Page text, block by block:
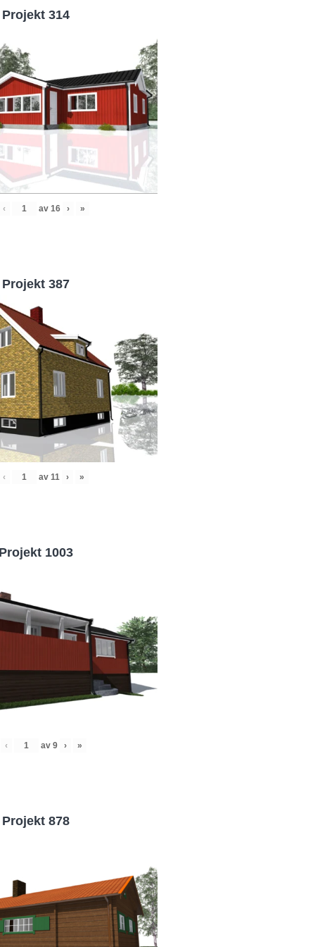
Projekt 314
‹ av 16 › »
Projekt 387
‹ av 11 › »
1003
‹ av 9 › »
Projekt 878